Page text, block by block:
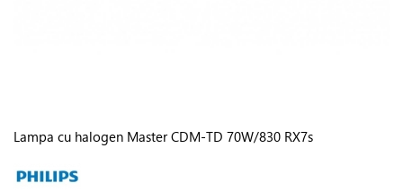
Lampa cu halogen Master CDM-TD 70W/830 RX7s